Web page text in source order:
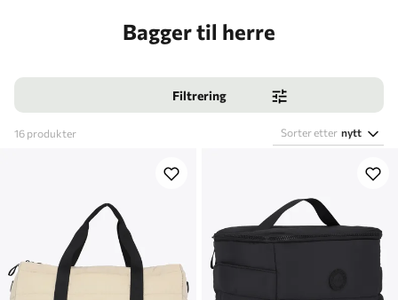
Bagger til herre
Filtrering
16 produkter Sorter etter nytt